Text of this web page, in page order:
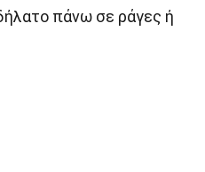
πάνω σε ράγες ή